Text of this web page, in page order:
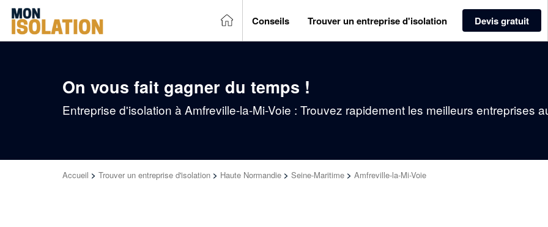
Conseils Trouver un entreprise d'isolation Devis gratuit
On vous fait gagner du temps !
Entreprise d'isolation à Amfreville-la-Mi-Voie : Trouvez rapidement les meilleurs entreprises
Accueil > Trouver un entreprise d'isolation > Haute Normandie > Seine-Maritime > Amfreville-la-Mi-Voie